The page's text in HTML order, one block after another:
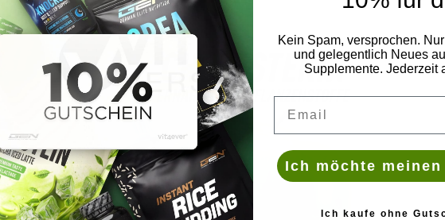
Kein Spam, versprochen.
und gelegentlich Neues
Supplemente. Jederzeit
Ich möchte
Ich kaufe ohne